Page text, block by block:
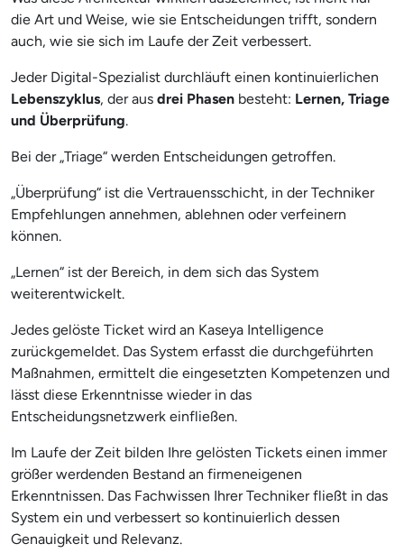
die Art und Weise, wie sie Entscheidungen trifft, sondern
auch, wie sie sich im Laufe der Zeit verbessert.
Jeder Digital-Spezialist durchläuft einen kontinuierlichen
Lebenszyklus, der aus drei Phasen besteht: Lernen, Triage
und Überprüfung.
Bei der „Triage“ werden Entscheidungen getroffen.
„Überprüfung“ ist die Vertrauensschicht, in der Techniker
Empfehlungen annehmen, ablehnen oder verfeinern
können.
„Lernen“ ist der Bereich, in dem sich das System
weiterentwickelt.
Jedes gelöste Ticket wird an Kaseya Intelligence
zurückgemeldet. Das System erfasst die durchgeführten
Maßnahmen, ermittelt die eingesetzten Kompetenzen und
lässt diese Erkenntnisse wieder in das
Entscheidungsnetzwerk einfließen.
Im Laufe der Zeit bilden Ihre gelösten Tickets einen immer
größer werdenden Bestand an firmeneigenen
Erkenntnissen. Das Fachwissen Ihrer Techniker fließt in das
System ein und verbessert so kontinuierlich dessen
Genauigkeit und Relevanz.